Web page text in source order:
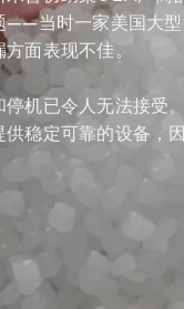
——当时一家美国大型
面表现不佳。
停机已令人无法接受
供稳定可靠的设备，